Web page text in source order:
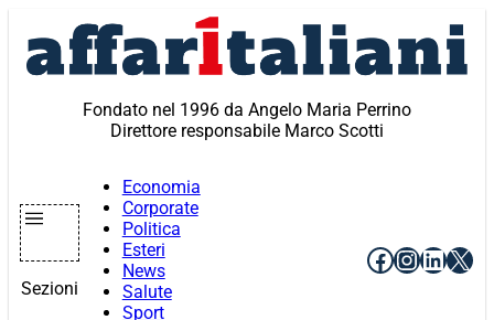
contenuto
Fondato nel 1996 da Angelo Maria Perrino
Direttore responsabile Marco Scotti
Sezioni
Economia
Corporate
Politica
Esteri
News
Salute
Sport
Facebook
X